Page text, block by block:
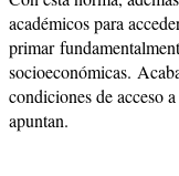
académicos para
primar
socioeconómicas.
condiciones de acceso
apuntan.